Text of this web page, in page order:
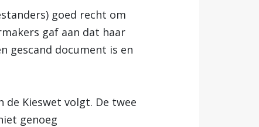
goed recht om
gaf aan dat haar
gescand document is en
de Kieswet volgt. De twee
genoeg